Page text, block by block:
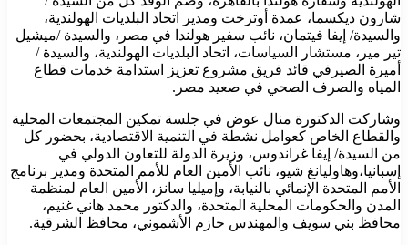
شارون ديكسما، عمدة أوترخت ومدير اتحاد البلديات الهولندية،
والسيدة/ إيفا فيتمان، نائب سفير هولندا في مصر، والسيدة /ميشيل
تير مير، مستشار السياسات، اتحاد البلديات الهولندية، والسيدة /
أميرة الصيرفي قائد فريق مشروع تعزيز استدامة خدمات قطاع
المياه والصرف الصحي في صعيد مصر.
وشاركت الدكتورة منال عوض في جلسة تمكين المجتمعات المحلية
والقطاع الخاص كعوامل نشطة في التنمية الاقتصادية، بحضور كل
من السيدة/ إيفا غراندوس، وزيرة الدولة للتعاون الدولي في
إسبانيا،وهاوليانغ شيو، نائب الأمين العام للأمم المتحدة ومدير برنامج
الأمم المتحدة الإنمائي بالنيابة، وإميليا سانز، الأمين العام لمنظمة
المدن والحكومات المحلية المتحدة، والدكتور محمد هاني غنيم،
محافظ بني سويف والمهندس حازم الأشموني، محافظ الشرقية.